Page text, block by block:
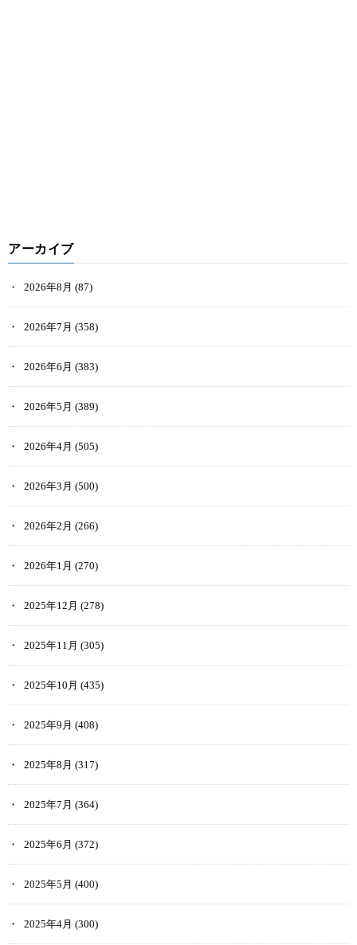
アーカイブ
2026年8月 (87)
2026年7月 (358)
2026年6月 (383)
2026年5月 (389)
2026年4月 (505)
2026年3月 (500)
2026年2月 (266)
2026年1月 (270)
2025年12月 (278)
2025年11月 (305)
2025年10月 (435)
2025年9月 (408)
2025年8月 (317)
2025年7月 (364)
2025年6月 (372)
2025年5月 (400)
2025年4月 (300)